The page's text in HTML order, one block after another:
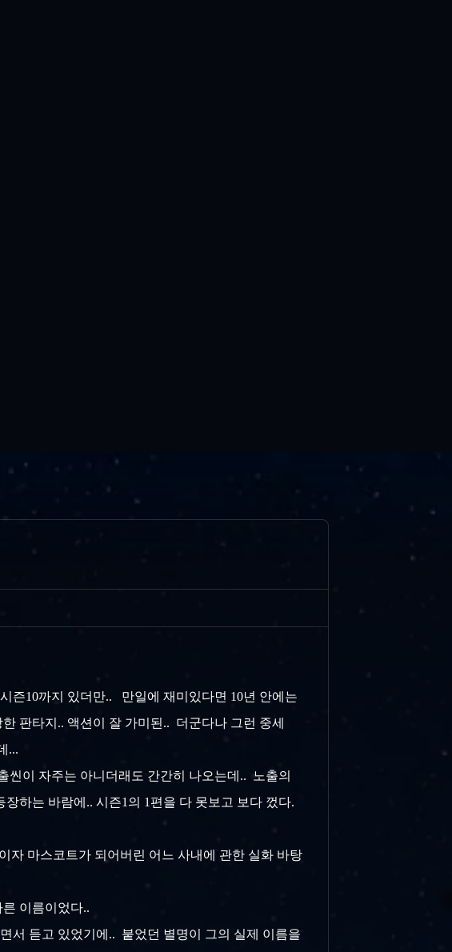
즌10까지 있더만.. 만일에 재미있다면 10년 안에는
판타지.. 액션이 잘 가미된.. 더군다나 그런 중세
...
이 자주는 아니더래도 간간히 나오는데.. 노출의
하는 바람에.. 시즌1의 1편을 다 못보고 보다 껐다.
자 마스코트가 되어버린 어느 사내에 관한 실화 바탕
이름이었다..
서 듣고 있었기에.. 붙었던 별명이 그의 실제 이름을